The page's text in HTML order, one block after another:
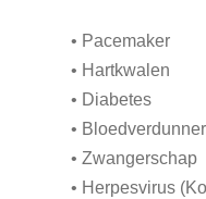
• Pacemaker
• Hartkwalen
• Diabetes
•
• Zwangerschap
• Herpesvirus